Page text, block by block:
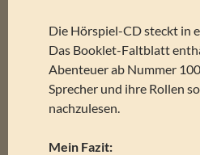
Die Hörspiel-CD steckt in
Das Booklet-Faltblatt
Abenteuer ab Nummer
Sprecher und ihre Rollen
nachzulesen.
Mein Fazit: